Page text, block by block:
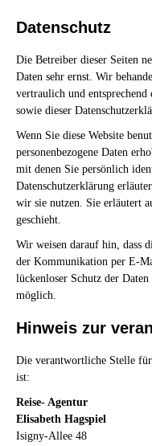
Datenschutz
Die Betreiber dieser Seiten
Daten sehr ernst. Wir
vertraulich und entsprechend
sowie dieser
Wenn Sie diese Website
personenbezogene Daten
mit denen Sie persönlich
Datenschutzerklärung
wir sie nutzen. Sie erläutert
geschieht.
Wir weisen darauf hin, dass
der Kommunikation per E-
lückenloser Schutz der
möglich.
Hinweis zur
Die verantwortliche Stelle
ist:
Reise- Agentur
Elisabeth Hagspiel
Isigny-Allee 48